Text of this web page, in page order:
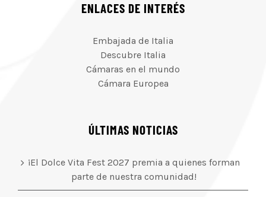
ENLACES DE INTERÉS
Embajada de Italia
Descubre Italia
Cámaras en el mundo
Cámara Europea
ÚLTIMAS NOTICIAS
¡El Dolce Vita Fest 2027 premia a quienes forman
parte de nuestra comunidad!